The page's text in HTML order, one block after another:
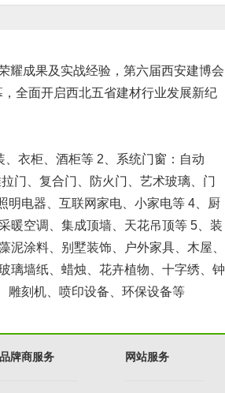
耀成果及实战经验，第六届西安建博会
全面开启西北五省建材行业发展新纪
衣柜、酒柜等 2、系统门窗：自动
门、复合门、防火门、艺术玻璃、门
明电器、互联网家电、小家电等 4、厨
暖空调、集成顶墙、天花吊顶等 5、装
涂料、别墅装饰、户外家具、木屋、
璃墙纸、蜡烛、花卉植物、十字绣、钟
雕刻机、喷印设备、环保设备等
品牌商服务 网站服务